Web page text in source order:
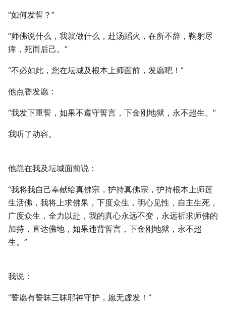
“如何发誓？”
“师佛说什么，我就做什么，赴汤蹈火，在所不辞，鞠躬尽
瘁，死而后己。”
“不必如此，您在坛城及根本上师面前，发愿吧！”
他点香发愿：
“我发下重誓，如果不遵守誓言，下金刚地狱，永不超生。”
我听了动容。
他跪在我及坛城面前说：
“我将我自己奉献给真佛宗，护持真佛宗，护持根本上师莲
生活佛，我将上求佛果，下度众生，明心见性，自主生死，
广度众生，全力以赴，我的真心永远不变，永远祈求师佛的
加持，直达佛地，如果违背誓言，下金刚地狱，永不超
生。”
我说：
“誓愿有誓昧三昧耶神守护，愿无虚发！”